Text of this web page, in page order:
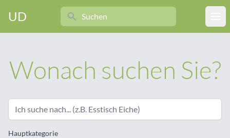
UD
Search
Wonach suchen Sie?
Hauptkategorie